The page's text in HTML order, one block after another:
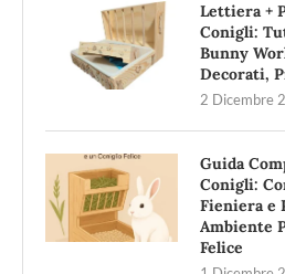
Lettiera +
Conigli:
Bunny
Decorati,
2 Dicembre
Guida
Conigli:
Fieniera e
Ambiente
Felice